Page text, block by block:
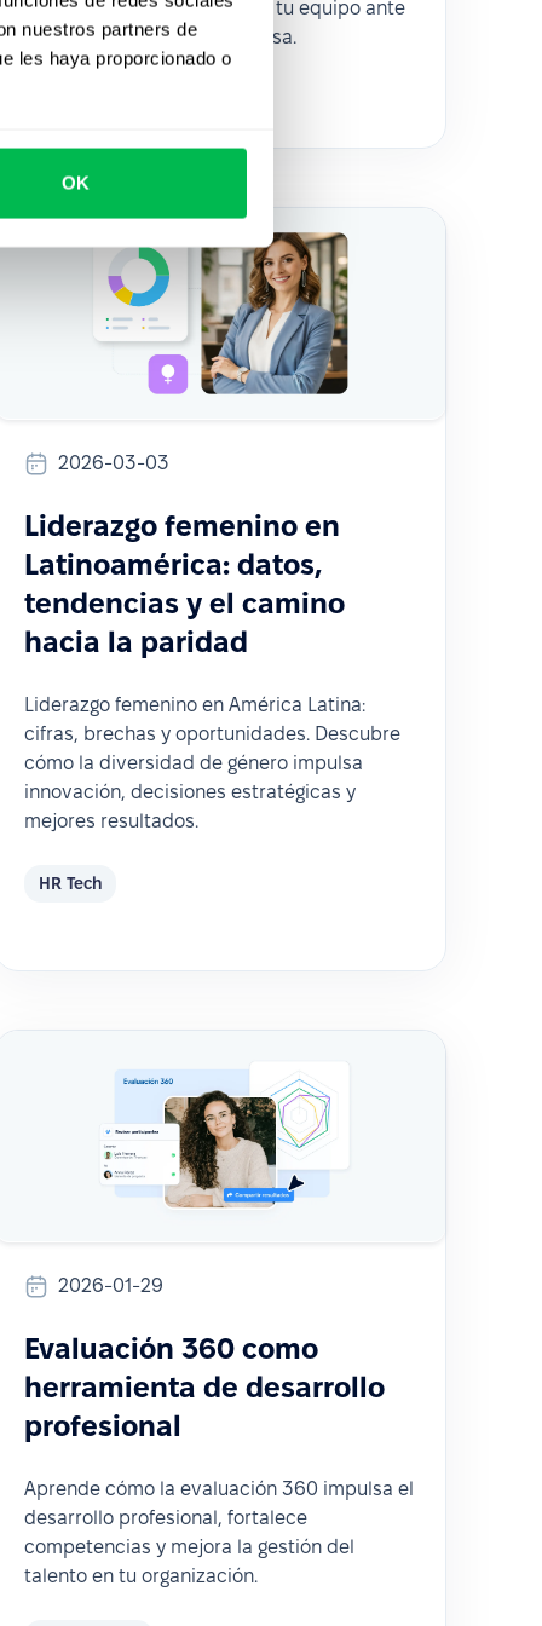
nuestros partners de
les haya proporcionado o
OK
retener talento y preparar a tu equipo ante
vacantes clave en tu empresa.
2026-03-03
Liderazgo femenino en
Latinoamérica: datos,
tendencias y el camino
hacia la paridad
Liderazgo femenino en América Latina:
cifras, brechas y oportunidades. Descubre
cómo la diversidad de género impulsa
innovación, decisiones estratégicas y
mejores resultados.
HR Tech
2026-01-29
Evaluación 360 como
herramienta de desarrollo
profesional
Aprende cómo la evaluación 360 impulsa el
desarrollo profesional, fortalece
competencias y mejora la gestión del
talento en tu organización.